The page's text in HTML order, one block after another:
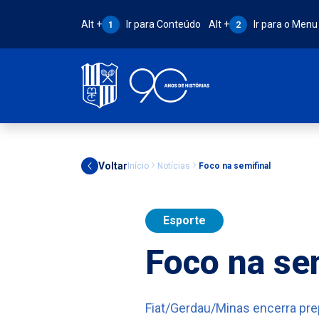
Atalho Alt + 1:
Alt + 1 Ir para Conteúdo Atalho Alt + 2:
Alt + 2 Ir para o Menu
Voltar Início Notícias Foco na semifinal
Esporte
Foco na
Fiat/Gerdau/Minas encerra